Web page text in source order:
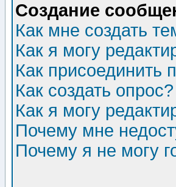
Создание
Как мне создать
Как я могу
Как
Как создать опрос?
Как я могу
Почему мне
Почему я не могу